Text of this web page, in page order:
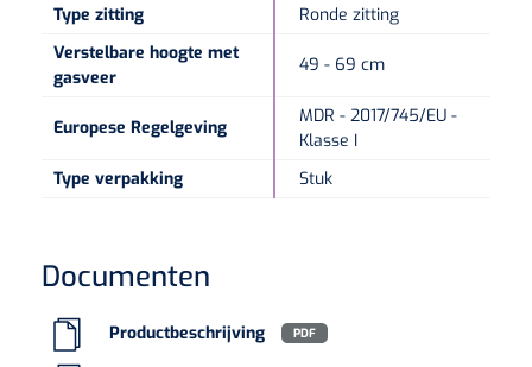
Type zitting
Ronde zitting
Verstelbare hoogte met
gasveer
49 - 69 cm
Europese Regelgeving
MDR - 2017/745/EU -
Klasse I
Type verpakking
Stuk
Documenten
Productbeschrijving PDF